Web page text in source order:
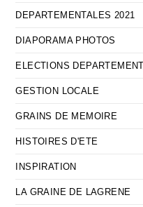
DEPARTEMENTALES 2021
DIAPORAMA PHOTOS
ELECTIONS
GESTION LOCALE
GRAINS DE MEMOIRE
HISTOIRES D'ETE
INSPIRATION
LA GRAINE DE LAGRENE